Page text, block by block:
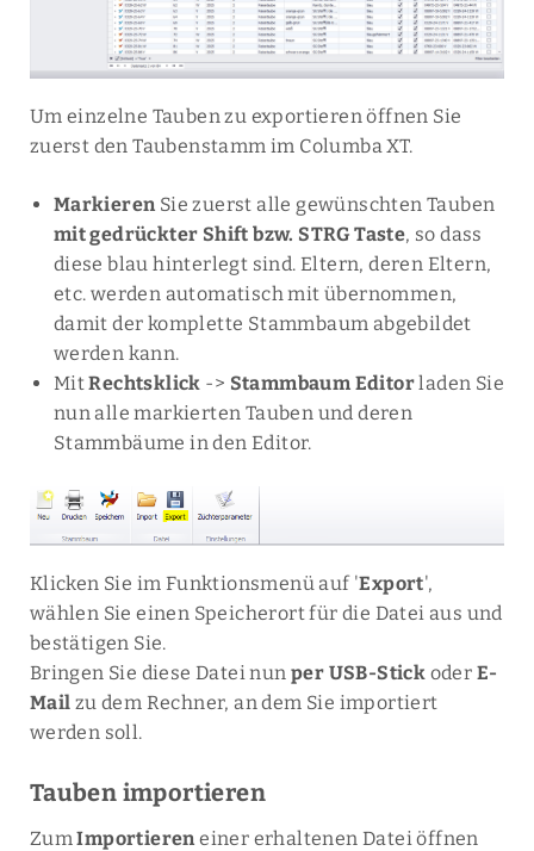
Um einzelne Tauben zu exportieren öffnen Sie
zuerst den Taubenstamm im Columba XT.
MarkierenSie zuerst alle gewünschten Tauben
mit gedrückter Shift bzw. STRG Taste, so dass
diese blau hinterlegt sind. Eltern, deren Eltern,
etc. werden automatisch mit übernommen,
damit der komplette Stammbaum abgebildet
werden kann.
MitRechtsklick -> Stammbaum Editorladen Sie
nun alle markierten Tauben und deren
Stammbäume in den Editor.
Klicken Sie im Funktionsmenü auf 'Export',
wählen Sie einen Speicherort für die Datei aus und
bestätigen Sie.
Bringen Sie diese Datei nunper USB-Stick oder E-
Mail zu dem Rechner, an dem Sie importiert
werden soll.
Tauben importieren
ZumImportieren einer erhaltenen Datei öffnen